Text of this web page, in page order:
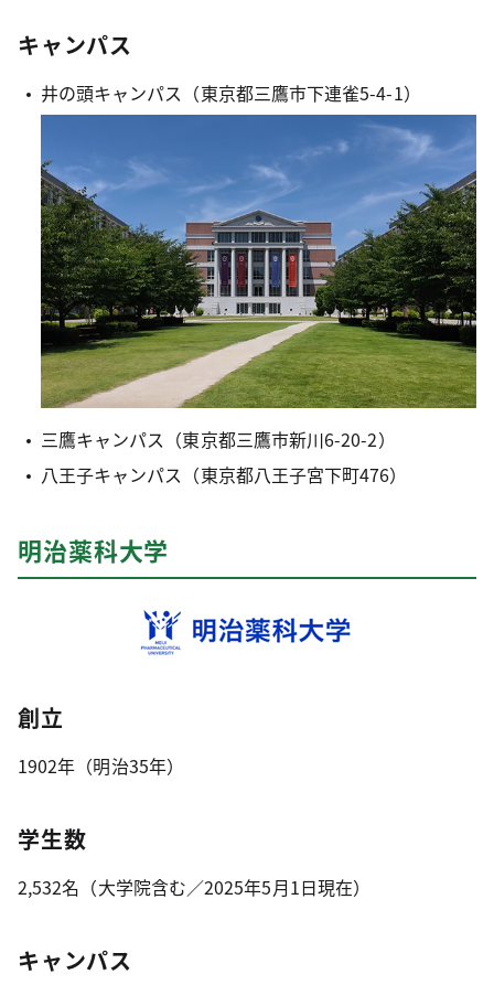
キャンパス
井の頭キャンパス（東京都三鷹市下連雀5-4-1）
三鷹キャンパス（東京都三鷹市新川6-20-2）
八王子キャンパス（東京都八王子宮下町476）
明治薬科大学
創立
1902年（明治35年）
学生数
2,532名（大学院含む／2025年5月1日現在）
キャンパス